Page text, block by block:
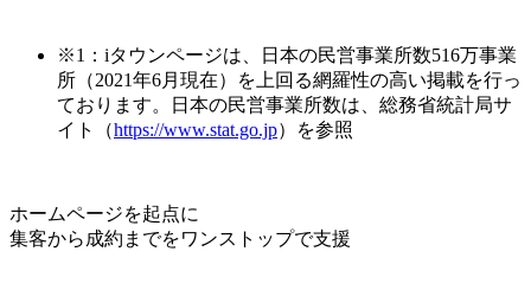
※1：iタウンページは、日本の民営事業所数516万事業
所（2021年6月現在）を上回る網羅性の高い掲載を行っ
ております。日本の民営事業所数は、総務省統計局サ
イト（https://www.stat.go.jp）を参照
ホームページを起点に
集客から成約までをワンストップで支援